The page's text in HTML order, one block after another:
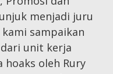
menjadi juru
sampaikan
unit kerja
oleh Rury